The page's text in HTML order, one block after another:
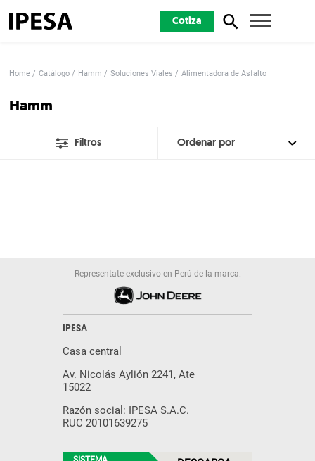
Cotiza
Home Catálogo Hamm Soluciones Viales Alimentadora de Asfalto
Hamm
Filtros
Representate exclusivo en Perú de la marca:
IPESA
Casa central
Av. Nicolás Aylión 2241, Ate
15022
Razón social: IPESA S.A.C.
RUC 20101639275